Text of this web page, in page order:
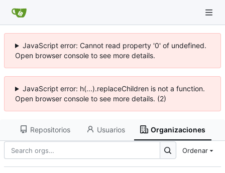
JavaScript error: Cannot read property '0' of undefined.
Open browser console to see more details.
JavaScript error: h(...).replaceChildren is not a function.
Open browser console to see more details. (2)
Repositorios Usuarios Organizaciones
Ordenar